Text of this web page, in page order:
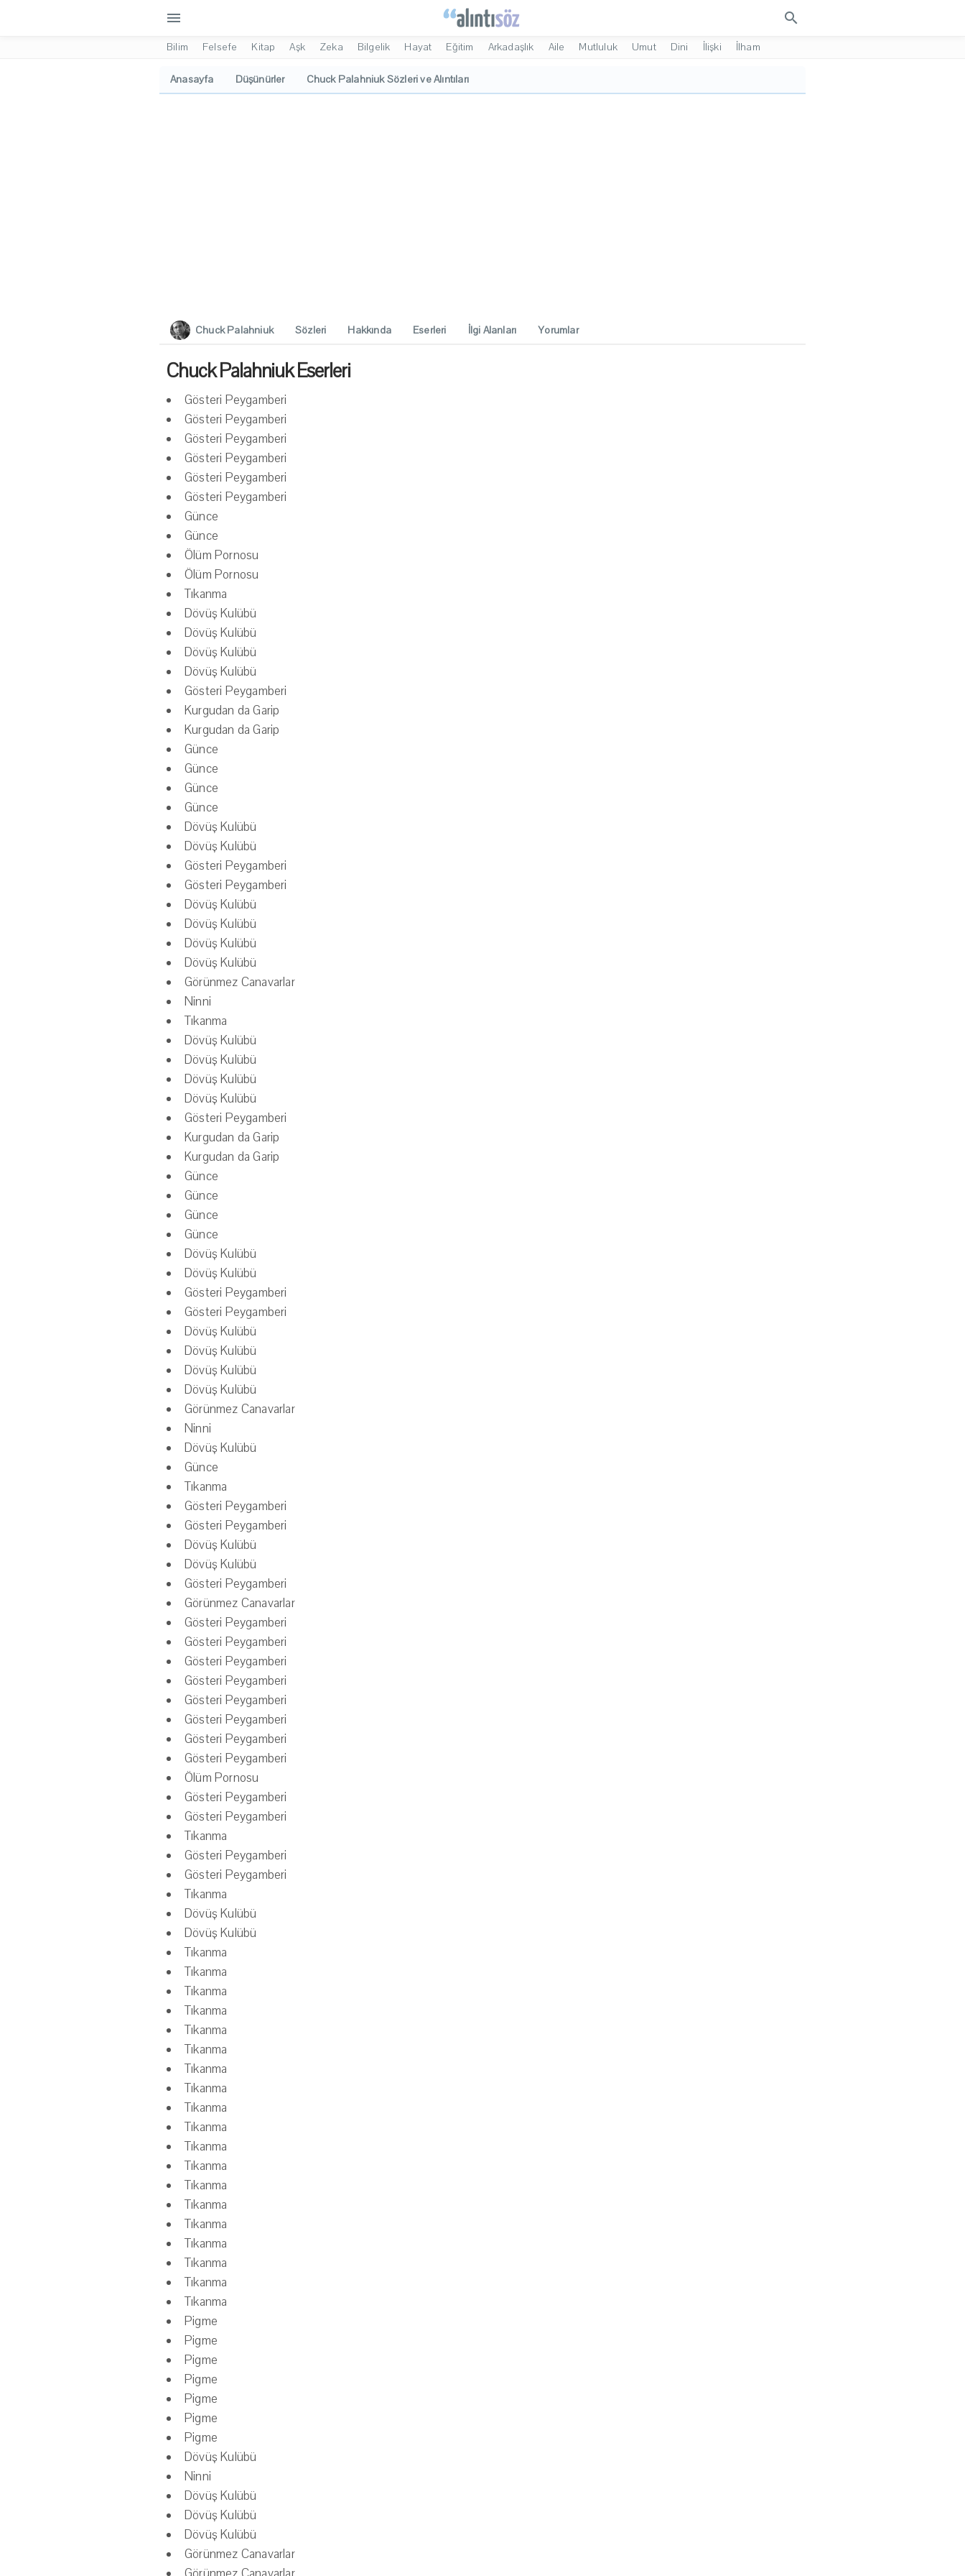
menu search
Bilim Felsefe Kitap Aşk Zeka Bilgelik Hayat Eğitim Arkadaşlık Aile Mutluluk Umut Dini İlişki İlham
Anasayfa Düşünürler Chuck Palahniuk Sözleri ve Alıntıları
Chuck Palahniuk Sözleri Hakkında Eserleri İlgi Alanları Yorumlar
Chuck Palahniuk Eserleri
Gösteri Peygamberi
Gösteri Peygamberi
Gösteri Peygamberi
Gösteri Peygamberi
Gösteri Peygamberi
Gösteri Peygamberi
Günce
Günce
Ölüm Pornosu
Ölüm Pornosu
Tıkanma
Dövüş Kulübü
Dövüş Kulübü
Dövüş Kulübü
Dövüş Kulübü
Gösteri Peygamberi
Kurgudan da Garip
Kurgudan da Garip
Günce
Günce
Günce
Günce
Dövüş Kulübü
Dövüş Kulübü
Gösteri Peygamberi
Gösteri Peygamberi
Dövüş Kulübü
Dövüş Kulübü
Dövüş Kulübü
Dövüş Kulübü
Görünmez Canavarlar
Ninni
Tıkanma
Dövüş Kulübü
Dövüş Kulübü
Dövüş Kulübü
Dövüş Kulübü
Gösteri Peygamberi
Kurgudan da Garip
Kurgudan da Garip
Günce
Günce
Günce
Günce
Dövüş Kulübü
Dövüş Kulübü
Gösteri Peygamberi
Gösteri Peygamberi
Dövüş Kulübü
Dövüş Kulübü
Dövüş Kulübü
Dövüş Kulübü
Görünmez Canavarlar
Ninni
Dövüş Kulübü
Günce
Tıkanma
Gösteri Peygamberi
Gösteri Peygamberi
Dövüş Kulübü
Dövüş Kulübü
Gösteri Peygamberi
Görünmez Canavarlar
Gösteri Peygamberi
Gösteri Peygamberi
Gösteri Peygamberi
Gösteri Peygamberi
Gösteri Peygamberi
Gösteri Peygamberi
Gösteri Peygamberi
Gösteri Peygamberi
Ölüm Pornosu
Gösteri Peygamberi
Gösteri Peygamberi
Tıkanma
Gösteri Peygamberi
Gösteri Peygamberi
Tıkanma
Dövüş Kulübü
Dövüş Kulübü
Tıkanma
Tıkanma
Tıkanma
Tıkanma
Tıkanma
Tıkanma
Tıkanma
Tıkanma
Tıkanma
Tıkanma
Tıkanma
Tıkanma
Tıkanma
Tıkanma
Tıkanma
Tıkanma
Tıkanma
Tıkanma
Tıkanma
Pigme
Pigme
Pigme
Pigme
Pigme
Pigme
Pigme
Dövüş Kulübü
Ninni
Dövüş Kulübü
Dövüş Kulübü
Dövüş Kulübü
Görünmez Canavarlar